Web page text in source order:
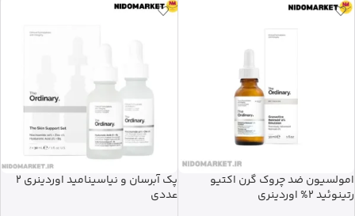
امولسیون ضد چروک گرن اکتیو
رتینوئید 2% اوردینری
پک آبرسان و نیاسینامید اوردینری 2
عددی